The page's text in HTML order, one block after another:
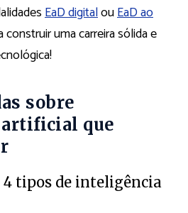
EaD digitalouEaD ao
uma carreira sólida e
sobre
que
4 tipos de inteligência